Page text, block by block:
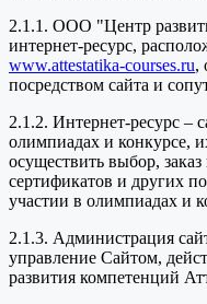
2.1.1. ООО "Центр
интернет-ресурс,
www.attestatika-courses.ru,
посредством сайта и
2.1.2. Интернет-ресурс
олимпиадах и конкурсе,
осуществить выбор,
сертификатов и других
участии в олимпиадах и
2.1.3. Администрация
управление Сайтом,
развития компетенций